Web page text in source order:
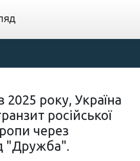
року, Україна
російської
через
"Дружба".